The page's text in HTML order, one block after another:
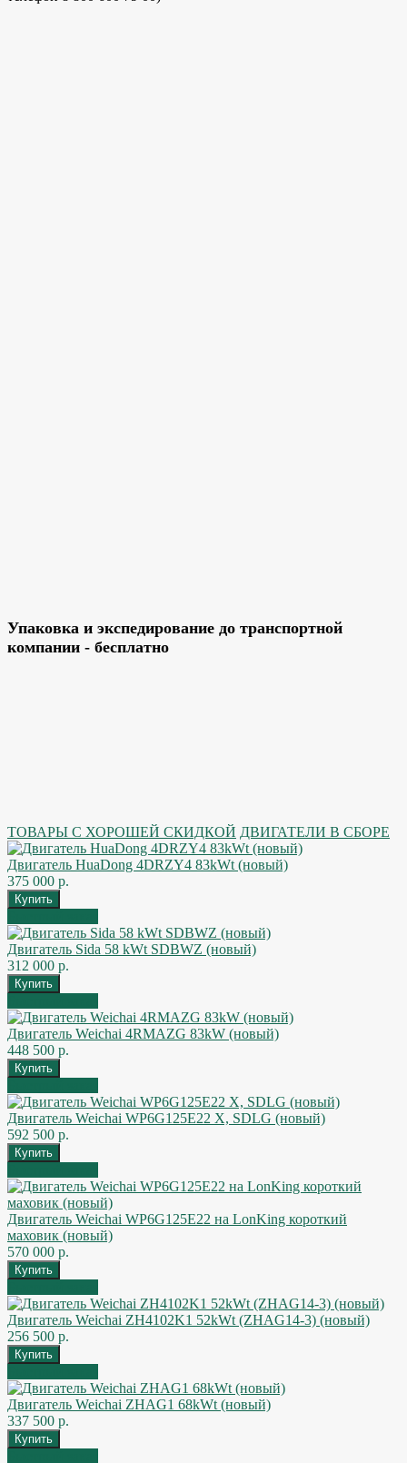
Упаковка и экспедирование до транспортной
компании - бесплатно
ТОВАРЫ С ХОРОШЕЙ СКИДКОЙ ДВИГАТЕЛИ В СБОРЕ
Двигатель HuaDong 4DRZY4 83kWt (новый)
375 000 р.
Двигатель Sida 58 kWt SDBWZ (новый)
312 000 р.
Двигатель Weichai 4RMAZG 83kW (новый)
448 500 р.
Двигатель Weichai WP6G125E22 X, SDLG (новый)
592 500 р.
Двигатель Weichai WP6G125E22 на LonKing короткий
маховик (новый)
570 000 р.
Двигатель Weichai ZH4102K1 52kWt (ZHAG14-3) (новый)
256 500 р.
Двигатель Weichai ZHAG1 68kWt (новый)
337 500 р.